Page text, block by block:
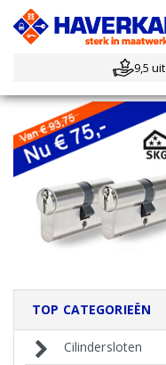
9,5 uit
TOP CATEGORIEËN
Cilindersloten